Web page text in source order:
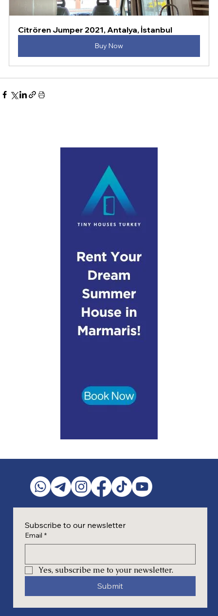
Citrören Jumper 2021, Antalya, İstanbul
Buy Now
Subscribe to our newsletter
Email *
Yes, subscribe me to your newsletter.
Submit